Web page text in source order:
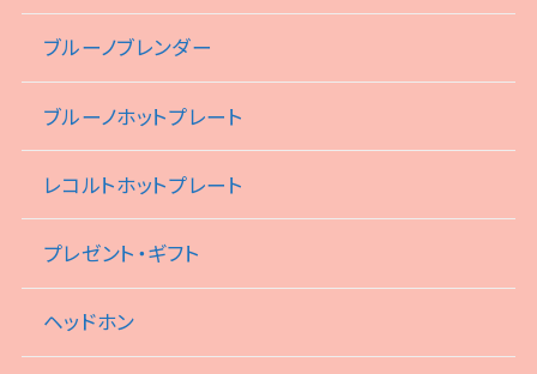
ブルーノブレンダー
ブルーノホットプレート
レコルトホットプレート
プレゼント・ギフト
ヘッドホン